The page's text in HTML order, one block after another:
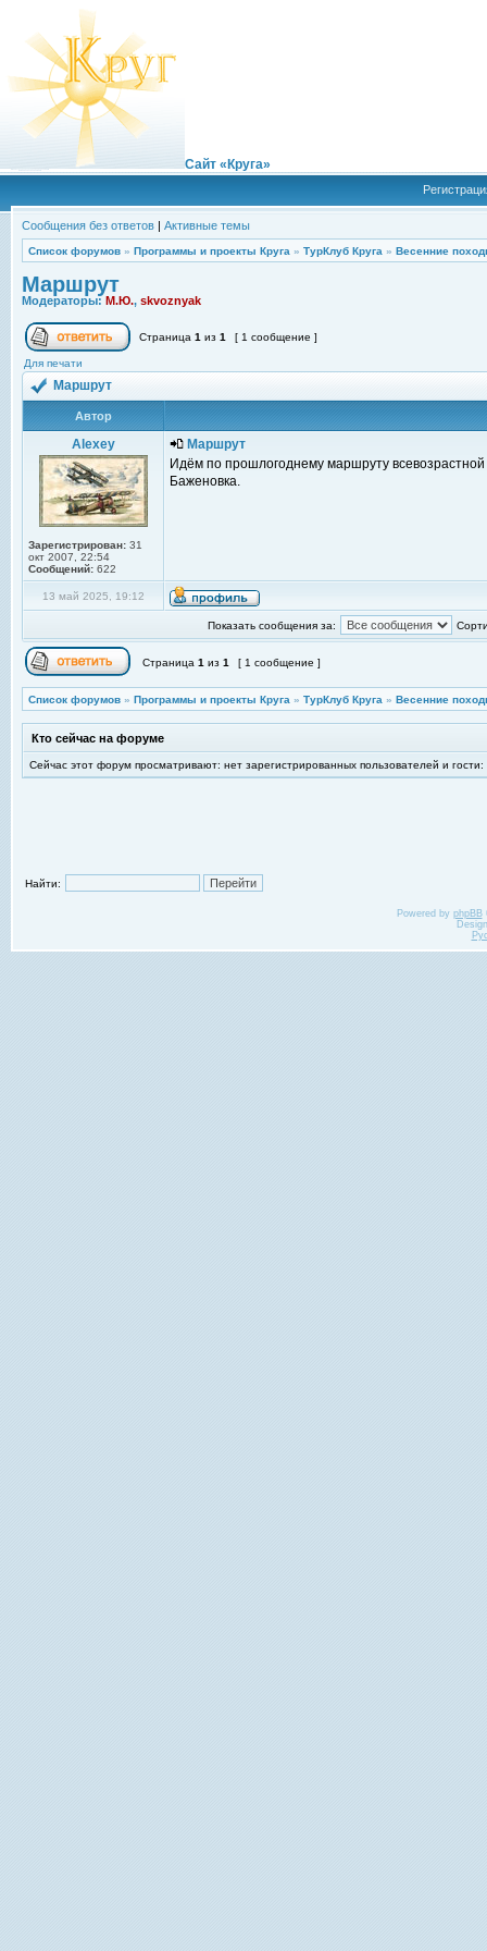
Сайт «Круга»
Сообщения без ответов | Активные темы
Список форумов » Программы и проекты Круга » ТурКлуб Круга » Весенние
Маршрут
Модераторы: М.Ю., skvoznyak
Страница 1 из 1 [ 1 сообщение ]
Для печати
Маршрут
Автор
Alexey
Зарегистрирован: 31
окт 2007, 22:54
Сообщений: 622
Маршрут
Идём по прошлогоднему маршруту
Баженовка.
13 май 2025, 19:12
Показать сообщения за:
Страница 1 из 1 [ 1 сообщение ]
Список форумов » Программы и проекты Круга » ТурКлуб Круга » Весенние
Кто сейчас на форуме
Сейчас этот форум просматривают: нет зарегистрированных пользователей и гости:
Найти:
Powered by phpBB